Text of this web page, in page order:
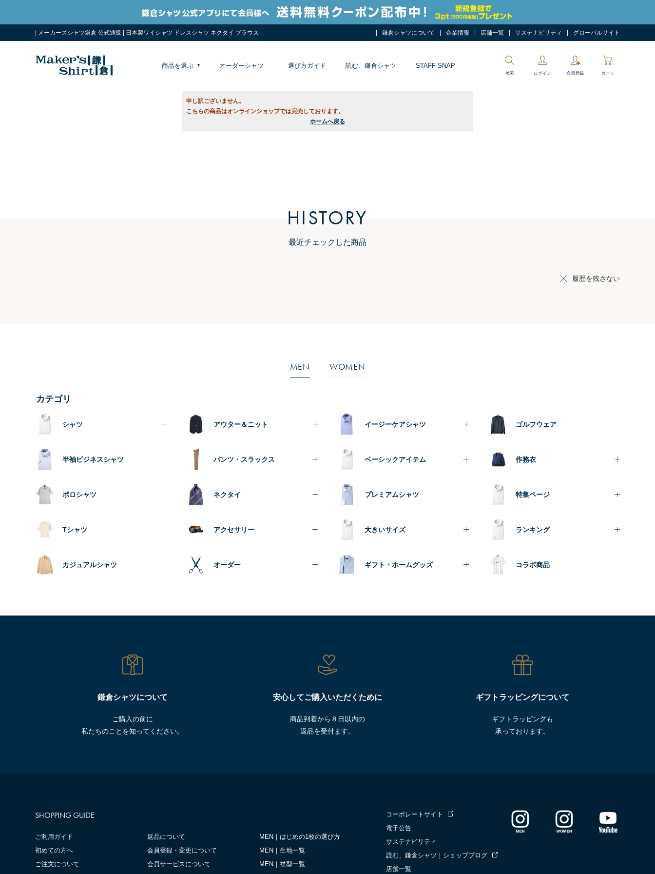
| メーカーズシャツ鎌倉 公式通販 | 日本製ワイシャツ ドレスシャツ ネクタイ ブラウス 鎌倉シャツについて 企業情報 店舗一覧 サステナビリティ グローバルサイト
商品を選ぶ オーダーシャツ 選び方ガイド 読む、鎌倉シャツ STAFF SNAP
検索 ログイン 会員登録 カート
申し訳ございません。
こちらの商品はオンラインショップでは完売しております。
ホームへ戻る
HISTORY
最近チェックした商品
履歴を残さない
MEN WOMEN
カテゴリ
シャツ
半袖ビジネスシャツ
ポロシャツ
Tシャツ
カジュアルシャツ
アウター＆ニット
パンツ・スラックス
ネクタイ
アクセサリー
オーダー
イージーケアシャツ
ベーシックアイテム
プレミアムシャツ
大きいサイズ
ギフト・ホームグッズ
ゴルフウェア
作務衣
特集ページ
ランキング
コラボ商品
鎌倉シャツについて
ご購入の前に
私たちのことを知ってください。
安心してご購入いただくために
商品到着から８日以内の
返品を受付ます。
ギフトラッピングについて
ギフトラッピングも
承っております。
SHOPPING GUIDE
ご利用ガイド
初めての方へ
ご注文について
返品について
会員登録・変更について
会員サービスについて
MEN｜はじめの1枚の選び方
MEN｜生地一覧
MEN｜襟型一覧
コーポレートサイト
電子公告
サステナビリティ
読む、鎌倉シャツ｜ショップブログ
店舗一覧